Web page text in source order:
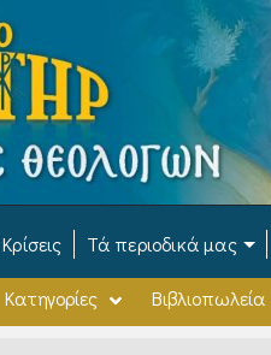
Τά περιοδικά μας
Κατηγορίες Βιβλιοπωλεία